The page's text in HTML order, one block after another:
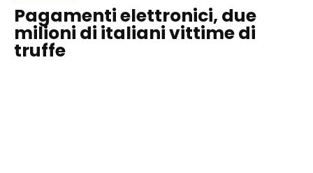
Pagamenti elettronici, due
milioni di italiani vittime di
truffe